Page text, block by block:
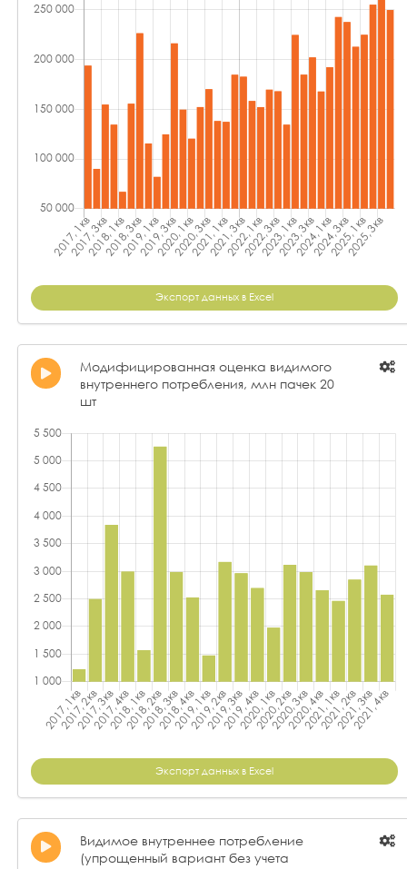
Экспорт данных в Excel
Модифицированная оценка видимого
внутреннего потребления, млн пачек 20
шт
Экспорт данных в Excel
Видимое внутреннее потребление
(упрощенный вариант без учета